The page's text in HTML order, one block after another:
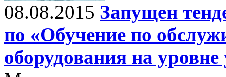
08.08.2015 Запущен
по «Обучение по
оборудования на